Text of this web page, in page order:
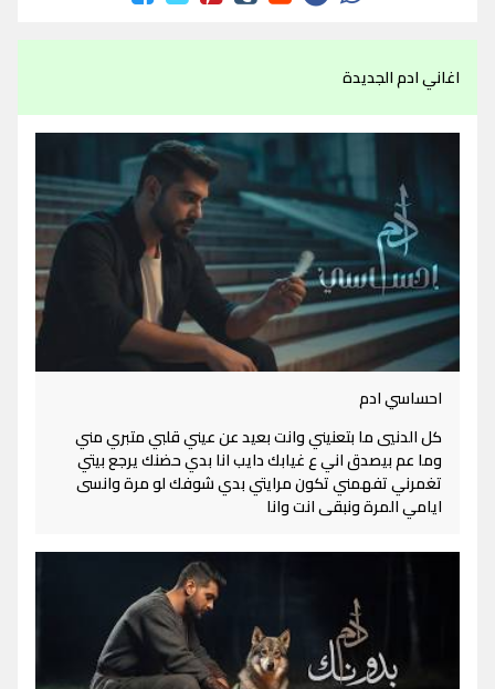
اغاني ادم الجديدة
احساسي ادم
كل الدنيي ما بتعنيني وانت بعيد عن عيني قلبي متبري مني
وما عم بيصدق اني ع غيابك دايب انا بدي حضنك يرجع بيتي
تغمرني تفهمني تكون مرايتي بدي شوفك لو مرة وانسى
ايامي المرة ونبقى انت وانا